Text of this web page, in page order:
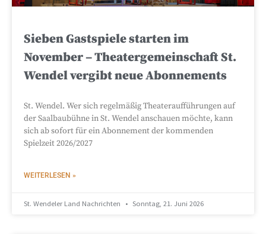
Sieben Gastspiele starten im
November – Theatergemeinschaft St.
Wendel vergibt neue Abonnements
St. Wendel. Wer sich regelmäßig Theateraufführungen auf
der Saalbaubühne in St. Wendel anschauen möchte, kann
sich ab sofort für ein Abonnement der kommenden
Spielzeit 2026/2027
WEITERLESEN »
St. Wendeler Land Nachrichten Sonntag, 21. Juni 2026